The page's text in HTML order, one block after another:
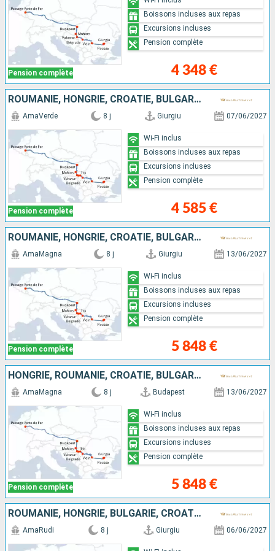
Pension complète 4 348 €
Boissons incluses aux repas
Excursions incluses
Pension complète
ROUMANIE, HONGRIE, CROATIE, BULGARIE, SERBIE
Pension complète
AmaVerde 8 j Giurgiu 07/06/2027
4 585 €
Wi-Fi inclus
Boissons incluses aux repas
Excursions incluses
Pension complète
ROUMANIE, HONGRIE, CROATIE, BULGARIE, SERBIE
Pension complète
AmaMagna 8 j Giurgiu 13/06/2027
5 848 €
Wi-Fi inclus
Boissons incluses aux repas
Excursions incluses
Pension complète
HONGRIE, ROUMANIE, CROATIE, BULGARIE, SERBIE
Pension complète
AmaMagna 8 j Budapest 13/06/2027
5 848 €
Wi-Fi inclus
Boissons incluses aux repas
Excursions incluses
Pension complète
ROUMANIE, HONGRIE, BULGARIE, CROATIE, SERBIE
AmaRudi 8 j Giurgiu 06/06/2027